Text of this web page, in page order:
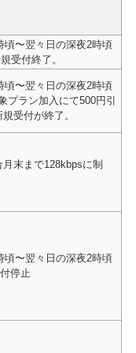
頃〜翌々日の深夜2時頃
受付終了。
頃〜翌々日の深夜2時頃
プラン加入にて500円引
受付が終了。
末まで128kbpsに制
頃〜翌々日の深夜2時頃
停止